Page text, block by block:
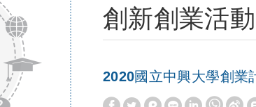
創新創業活動
2020國立中興大學創業